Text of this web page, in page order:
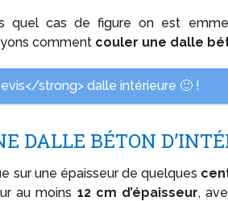
quel cas de figure on est
comment couler une dalle
strong> dalle intérieure 🙂 !
DALLE BÉTON
sur une épaisseur de quelques
au moins 12 cm d’épaisseur,